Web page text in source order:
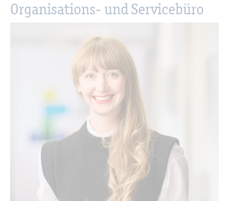
Or­ga­ni­sa­ti­ons- und Ser­vice­bü­ro